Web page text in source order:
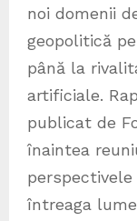
noi domenii
geopolitică
până la
artificiale.
publicat de
înaintea
perspectivele
întreaga